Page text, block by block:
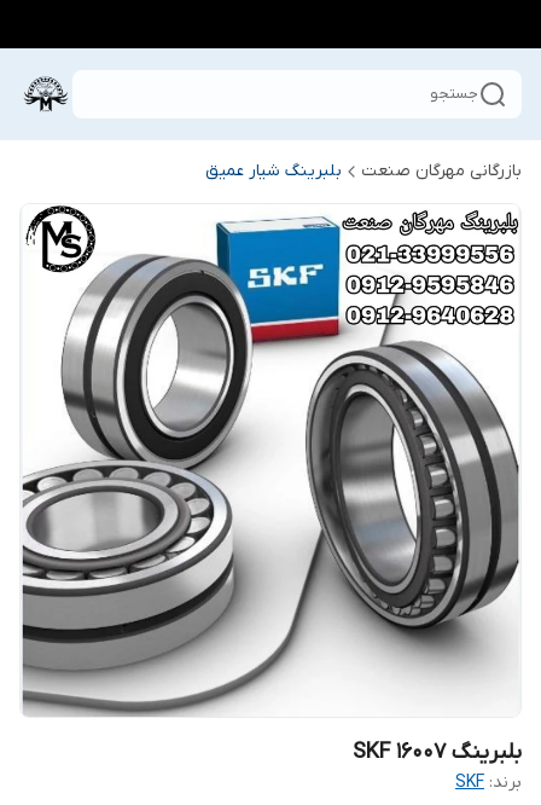
جستجو
بازرگانی مهرگان صنعت بلبرینگ شیار عمیق
بلبرینگ SKF 16007
برند: SKF